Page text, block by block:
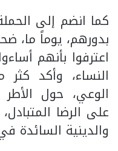
كما انضم إلى
بدورهم، يوماً ما،
اعترفوا بأنهم
النساء، وأكد
الوعي، حول الأطر
على الرضا
والدينية السائدة